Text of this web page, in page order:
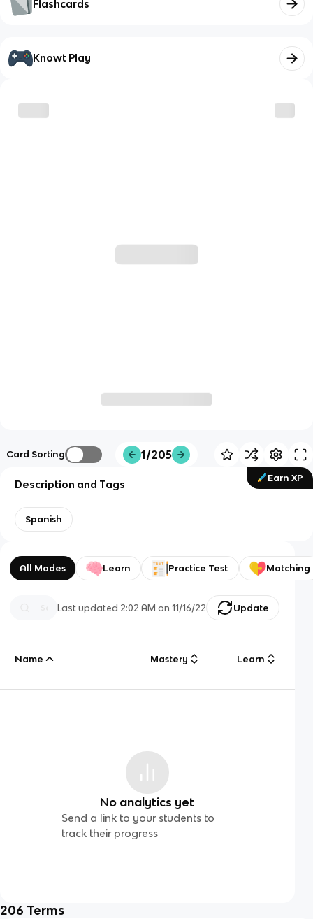
Flashcards
Knowt Play
Card Sorting 1/205
Earn XP
Description and Tags
Spanish
All Modes Learn Practice Test Matching
Last updated 2:02 AM on 11/16/22 Update
Name Mastery Learn
No analytics yet
Send a link to your students to
track their progress
206 Terms